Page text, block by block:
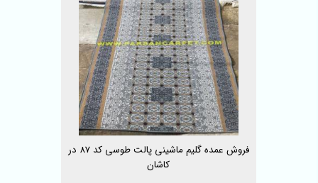
فروش عمده گلیم ماشینی پالت طوسی کد 87 در
کاشان